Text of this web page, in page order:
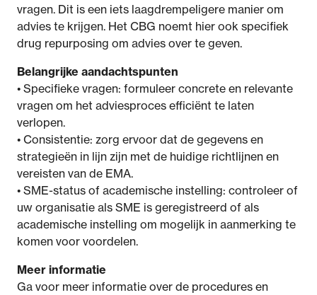
vragen. Dit is een iets laagdrempeligere manier om
advies te krijgen. Het CBG noemt hier ook specifiek
drug repurposing om advies over te geven.
Belangrijke aandachtspunten
• Specifieke vragen: formuleer concrete en relevante
vragen om het adviesproces efficiënt te laten
verlopen.
• Consistentie: zorg ervoor dat de gegevens en
strategieën in lijn zijn met de huidige richtlijnen en
vereisten van de EMA.
• SME-status of academische instelling: controleer of
uw organisatie als SME is geregistreerd of als
academische instelling om mogelijk in aanmerking te
komen voor voordelen.
Meer informatie
Ga voor meer informatie over de procedures en